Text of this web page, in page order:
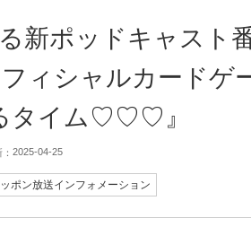
新ポッドキャスト
ィシャルカードゲ
タイム♡♡♡』
2025-04-25
ポン放送インフォメーション